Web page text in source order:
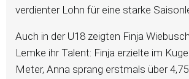
verdienter Lohn für eine starke
Auch in der U18 zeigten Finja
Lemke ihr Talent: Finja erzielte im
Meter, Anna sprang erstmals über